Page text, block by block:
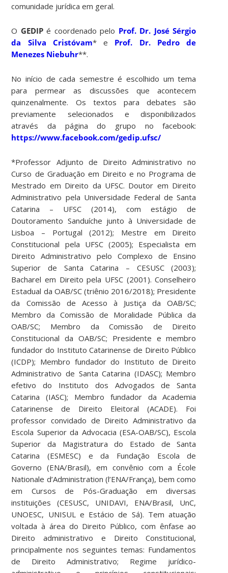
comunidade jurídica em geral.
O GEDIPé coordenado pelo Prof. Dr. José Sérgio
da Silva Cristóvam* e Prof. Dr. Pedro de
Menezes Niebuhr**.
No início de cada semestre é escolhido um tema
para permear as discussões que acontecem
quinzenalmente. Os textos para debates são
previamente selecionados e disponibilizados
através da página do grupo no facebook:
https://www.facebook.com/gedip.ufsc/
*Professor Adjunto de Direito Administrativo no
Curso de Graduação em Direito e no Programa de
Mestrado em Direito da UFSC. Doutor em Direito
Administrativo pela Universidade Federal de Santa
Catarina – UFSC (2014), com estágio de
Doutoramento Sanduíche junto à Universidade de
Lisboa – Portugal (2012); Mestre em Direito
Constitucional pela UFSC (2005); Especialista em
Direito Administrativo pelo Complexo de Ensino
Superior de Santa Catarina – CESUSC (2003);
Bacharel em Direito pela UFSC (2001). Conselheiro
Estadual da OAB/SC (triênio 2016/2018); Presidente
da Comissão de Acesso à Justiça da OAB/SC;
Membro da Comissão de Moralidade Pública da
OAB/SC; Membro da Comissão de Direito
Constitucional da OAB/SC; Presidente e membro
fundador do Instituto Catarinense de Direito Público
(ICDP); Membro fundador do Instituto de Direito
Administrativo de Santa Catarina (IDASC); Membro
efetivo do Instituto dos Advogados de Santa
Catarina (IASC); Membro fundador da Academia
Catarinense de Direito Eleitoral (ACADE). Foi
professor convidado de Direito Administrativo da
Escola Superior da Advocacia (ESA-OAB/SC), Escola
Superior da Magistratura do Estado de Santa
Catarina (ESMESC) e da Fundação Escola de
Governo (ENA/Brasil), em convênio com a École
Nationale d’Administration (l’ENA/França), bem como
em Cursos de Pós-Graduação em diversas
instituições (CESUSC, UNIDAVI, ENA/Brasil, UnC,
UNOESC, UNISUL e Estácio de Sá). Tem atuação
voltada à área do Direito Público, com ênfase ao
Direito administrativo e Direito Constitucional,
principalmente nos seguintes temas: Fundamentos
de Direito Administrativo; Regime jurídico-